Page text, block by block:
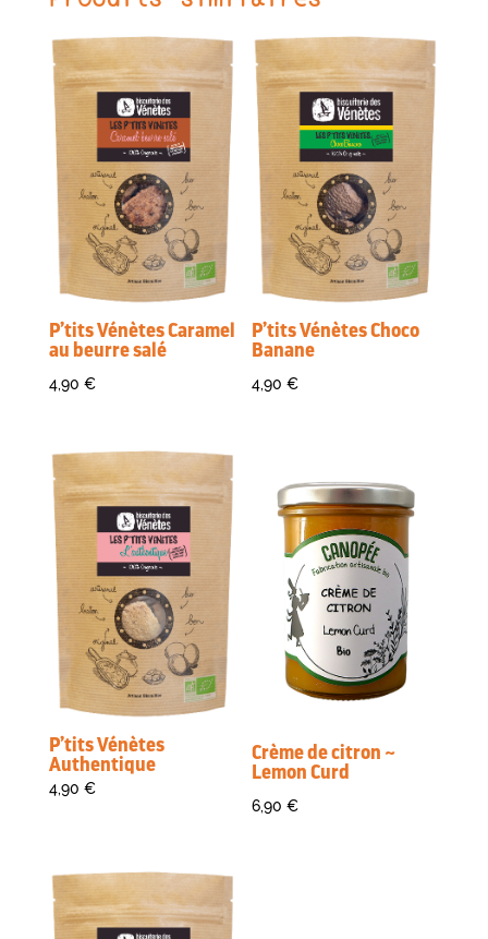
P’tits Vénètes Caramel
au beurre salé
4,90 €
P’tits Vénètes Choco
Banane
4,90€
P’tits Vénètes
Authentique
4,90 €
Crème de citron ~
Lemon Curd
6,90€